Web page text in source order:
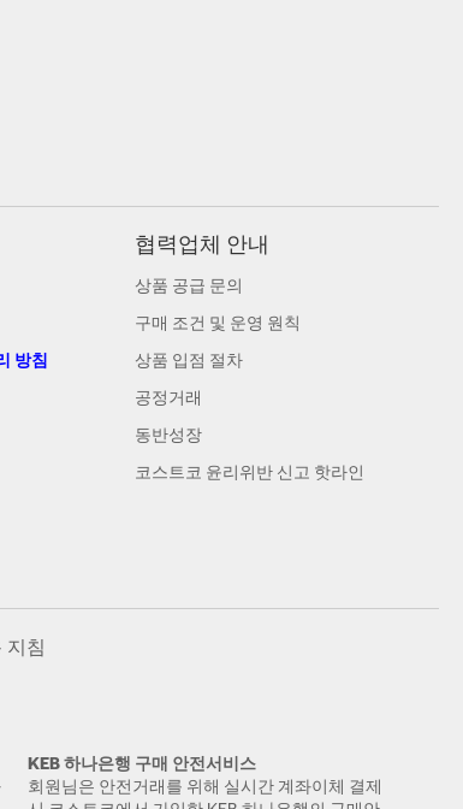
방침
협력업체 안내
상품 공급 문의
구매 조건 및 운영 원칙
상품 입점 절차
공정거래
동반성장
코스트코 윤리위반 신고 핫라인
지침
KEB 하나은행 구매 안전서비스
회원님은 안전거래를 위해 실시간 계좌이체 결제